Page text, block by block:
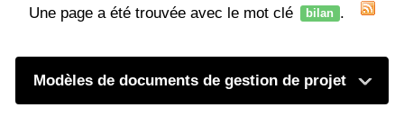
Une page a été trouvée avec le mot clé bilan .
Modèles de documents de gestion de projet